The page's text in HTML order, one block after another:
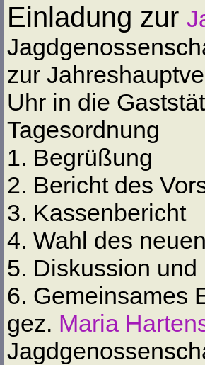
Einladung zur
zur
Uhr in die
Tagesordnung
1. Begrüßung
2. Bericht des
3. Kassenbericht
4. Wahl des
5. Diskussion
6. Gemeinsames
gez. Maria